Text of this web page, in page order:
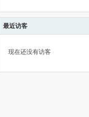
最近访客
现在还没有访客